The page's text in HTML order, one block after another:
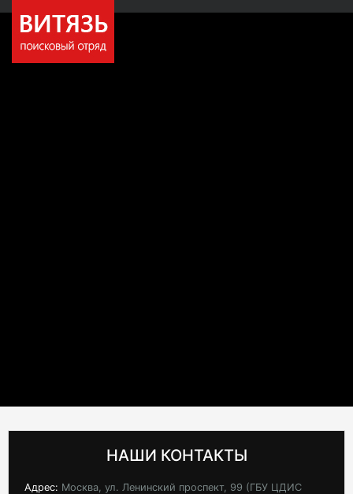
НАШИ КОНТАКТЫ
Адрес: Москва, ул. Ленинский проспект, 99 (ГБУ ЦДИС